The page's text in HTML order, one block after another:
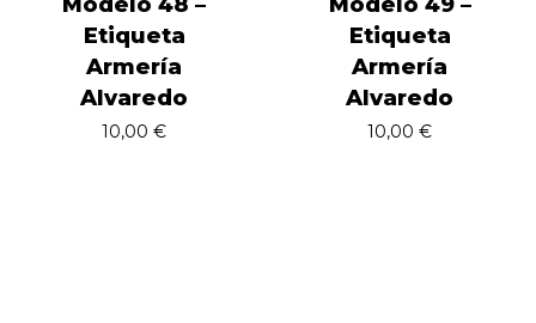
Modelo 48 –
Etiqueta
Armería
Alvaredo
10,00€
Modelo 49 –
Etiqueta
Armería
Alvaredo
10,00€